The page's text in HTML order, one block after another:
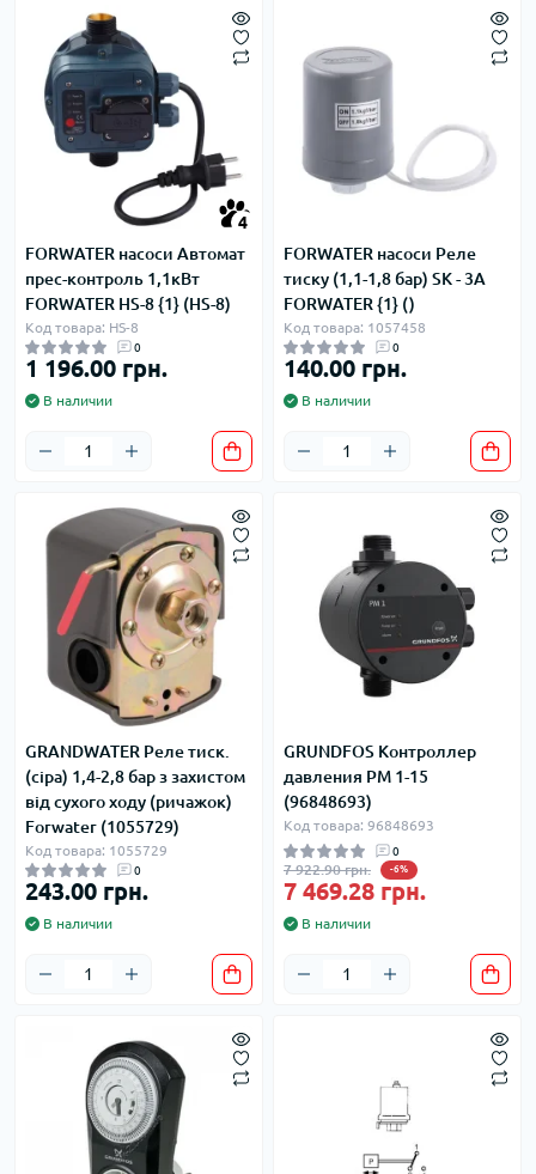
4
FORWATER насоси Автомат
прес-контроль 1,1кВт
FORWATER HS-8 {1} (HS-8)
Код товара: HS-8
0
1 196.00 грн.
В наличии
FORWATER насоси Реле
тиску (1,1-1,8 бар) SK - 3A
FORWATER {1} ()
Код товара: 1057458
0
140.00 грн.
В наличии
GRANDWATER Реле тиск.
(сіра) 1,4-2,8 бар з захистом
від сухого ходу (ричажок)
Forwater (1055729)
Код товара: 1055729
0
243.00 грн.
В наличии
GRUNDFOS Контроллер
давления PM 1-15
(96848693)
Код товара: 96848693
0
7 922.90 грн. -6%
7 469.28 грн.
В наличии